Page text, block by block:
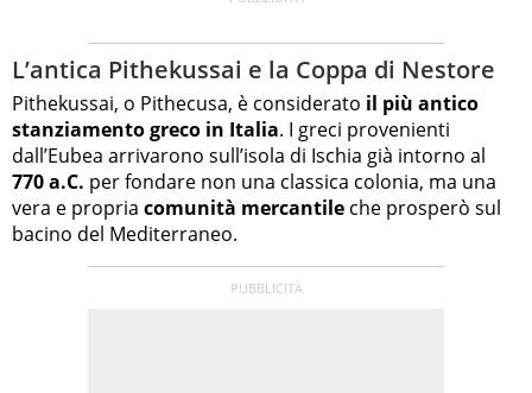
L’antica Pithekussai e la Coppa di Nestore
Pithekussai, o Pithecusa, è considerato il più antico
stanziamento greco in Italia. I greci provenienti
dall’Eubea arrivarono sull’isola di Ischia già intorno al
770 a.C. per fondare non una classica colonia, ma una
vera e propria comunità mercantile che prosperò sul
bacino del Mediterraneo.